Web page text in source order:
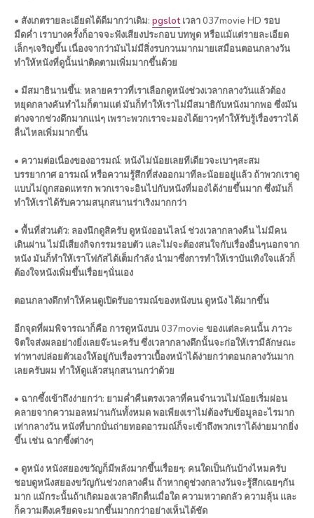
• สังเกตรายละเอียดได้ดีมากว่าเดิม: pgslotเวลา 037movie HD รอบ
มืดค่ำ เราบางครั้งก็อาจจะฟังเสียงประกอบ บทพูด หรือแม้แต่รายละเอียด
เล็กๆเจริญขึ้น เนื่องจากว่ามันไม่มีสิ่งรบกวนมากมายเสมือนตอนกลางวัน
ทำให้หนังที่ดูนั้นน่าติดตามเพิ่มมากขึ้นด้วย
• มีสมาธินานขึ้น: หลายคราวที่เราเลือกดูหนังช่วงเวลากลางวันแล้วต้อง
หยุดกลางคันทำไมก็ตามแต่ มันก็ทำให้เราไม่มีสมาธิกับหนังมากพอ ซึ่งมัน
ต่างจากช่วงดึกมากแน่ๆ เพราะพวกเราจะมองได้ยาวๆทำให้รับรู้เรื่องราวได้
ลื่นไหลเพิ่มมากขึ้น
• ความต่อเนื่องของอารมณ์: หนังไม่น้อยเลยทีเดียวจะเบาๆสะสม
บรรยากาศ อารมณ์ หรือความรู้สึกที่ส่งออกมาทีละน้อยอยู่แล้ว ถ้าพวกเราดู
แบบไม่ถูกสอดแทรก พวกเราจะอินไปกับหนังที่มองได้ง่ายขึ้นมาก ซึ่งมันก็
ทำให้เราได้รับความสนุกสนานร่าเริงมากกว่า
• พื้นที่ส่วนตัว: ลองนึกดูสิครับ ดูหนังออนไลน์ ช่วงเวลากลางคืน ไม่มีคน
เดินผ่าน ไม่มีเสียงกิจกรรมรอบตัว และไม่จะต้องสนใจกับเรื่องอื่นๆนอกจาก
หนัง มันก็ทำให้เราโฟกัสได้เต็มกำลัง นำมาซึ่งการทำให้เราบันเทิงใจแล้วก็
ต้องใจหนังเพิ่มขึ้นเรื่อยๆนั่นเอง
ตอนกลางดึกทำให้คนดูเปิดรับอารมณ์ของหนังบน ดูหนัง ได้มากขึ้น
อีกจุดที่ผมพิจารณาก็คือ การดูหนังบน 037movie ของแต่ละคนนั้น ภาวะ
จิตใจส่งผลอย่างยิ่งเลยจ๊ะนะครับ ซึ่งเวลากลางดึกนั้นจะก่อให้เรามีลักษณะ
ท่าทางปล่อยตัวเองให้อยู่กับเรื่องราวเบื้องหน้าได้ง่ายกว่าตอนกลางวันมาก
เลยครับผม ทำให้ดูแล้วสนุกสนานกว่าด้วย
• ฉากซึ้งเข้าถึงง่ายกว่า: ยามค่ำคืนตรงเวลาที่คนจำนวนไม่น้อยเริ่มผ่อน
คลายจากความอลหม่านกันทั้งหมด พอเพียงเราไม่ต้องรับข้อมูลอะไรมาก
เท่ากลางวัน หนังที่บากบั่นถ่ายทอดอารมณ์ก็จะเข้าถึงพวกเราได้ง่ายมากยิ่ง
ขึ้น เช่น ฉากซึ้งต่างๆ
• ดูหนัง หนังสยองขวัญก็มีพลังมากขึ้นเรื่อยๆ: คนใดเป็นกันบ้างไหมครับ
ชอบดูหนังสยองขวัญกันช่วงกลางคืน ถ้าหากดูช่วงกลางวันจะรู้สึกเฉยๆกัน
มาก แม้กระนั้นถ้าเกิดมองเวลาดึกดื่นเมื่อใด ความหวาดกลัว ความลุ้น และ
ก็ความตึงเครียดจะมากขึ้นมากกว่าอย่างเห็นได้ชัด